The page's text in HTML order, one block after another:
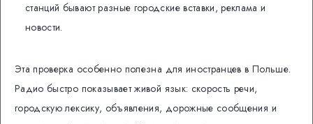
станций бывают разные городские вставки, реклама и
новости.
Эта проверка особенно полезна для иностранцев в Польше.
Радио быстро показывает живой язык: скорость речи,
городскую лексику, объявления, дорожные сообщения и